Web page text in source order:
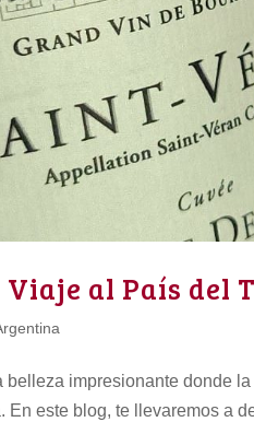
al País del
belleza impresionante donde
En este blog, te llevaremos a